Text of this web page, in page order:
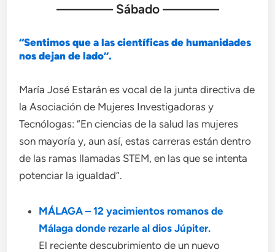
———— Sábado ————
“Sentimos que a las científicas de humanidades
nos dejan de lado”.
María José Estarán es vocal de la junta directiva de
la Asociación de Mujeres Investigadoras y
Tecnólogas: “En ciencias de la salud las mujeres
son mayoría y, aun así, estas carreras están dentro
de las ramas llamadas STEM, en las que se intenta
potenciar la igualdad”.
MÁLAGA – 12 yacimientos romanos de
Málaga donde rezarle al dios Júpiter.
El reciente descubrimiento de un nuevo